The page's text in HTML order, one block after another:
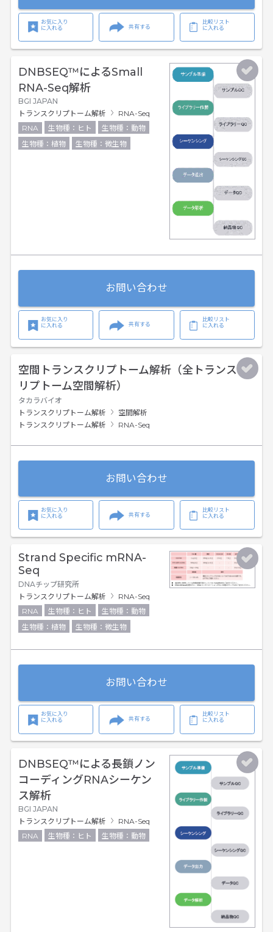
お気に入り
に入れる
共有する
比較リスト
に入れる
DNBSEQ™によるSmall
RNA-Seq解析
BGI JAPAN
トランスクリプトーム解析
RNA-Seq
RNA
生物種：ヒト
生物種：動物
生物種：植物
生物種：微生物
お問い合わせ
お気に入り
に入れる
共有する
比較リスト
に入れる
空間トランスクリプトーム解析（全トランスク
リプトーム空間解析）
タカラバイオ
トランスクリプトーム解析
空間解析
トランスクリプトーム解析
RNA-Seq
お問い合わせ
お気に入り
に入れる
共有する
比較リスト
に入れる
Strand Specific mRNA-
Seq
DNAチップ研究所
トランスクリプトーム解析
RNA-Seq
RNA
生物種：ヒト
生物種：動物
生物種：植物
生物種：微生物
お問い合わせ
お気に入り
に入れる
共有する
比較リスト
に入れる
DNBSEQ™による長鎖ノン
コーディングRNAシーケン
ス解析
BGI JAPAN
トランスクリプトーム解析
RNA-Seq
RNA
生物種：ヒト 生物種：動物